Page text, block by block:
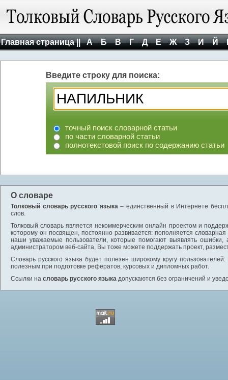
Главная страница || А Б В Г Д Е Ж З И Й
Введите строку для поиска:
точный поиск словарной статьи
по части словарной статьи
полнотекстовой поиск по содержанию статьи
О словаре
Толковый словарь русского языка– единственный в Интернете
слов.
Толковый словарь является некоммерческим онлайн проектом и
которому он посвящен, постоянно развивается: пополняется
наши уважаемые пользователи, которые помогают выявлять
администратором веб-сайта, Вы тоже можете поддержать проект,
Словарь русского языка будет полезен широкому кругу
полезным при подготовке рефератов, курсовых и дипломных работ.
Ссылки на словарь русского языка допускаются без ограничений и